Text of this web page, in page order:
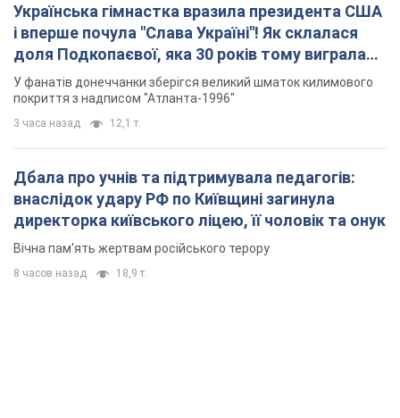
Українська гімнастка вразила президента США
і вперше почула "Слава Україні"! Як склалася
доля Подкопаєвої, яка 30 років тому виграла
"золото" Олімпіади
У фанатів донеччанки зберігся великий шматок килимового
покриття з надписом "Атланта-1996"
3 часа назад 12,1 т.
Дбала про учнів та підтримувала педагогів:
внаслідок удару РФ по Київщині загинула
директорка київського ліцею, її чоловік та онук
Вічна пам'ять жертвам російського терору
8 часов назад 18,9 т.